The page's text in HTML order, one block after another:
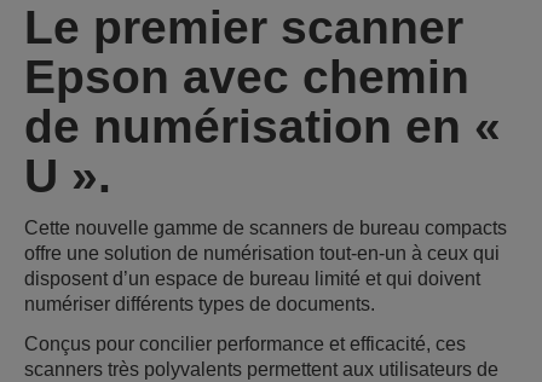
Le premier scanner
Epson avec chemin
de numérisation en «
U ».
Cette nouvelle gamme de scanners de bureau compacts
offre une solution de numérisation tout-en-un à ceux qui
disposent d’un espace de bureau limité et qui doivent
numériser différents types de documents.
Conçus pour concilier performance et efficacité, ces
scanners très polyvalents permettent aux utilisateurs de